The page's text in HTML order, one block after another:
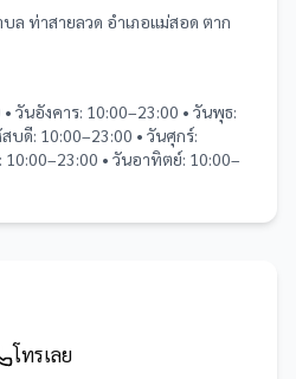
ล ท่าสายลวด อำเภอแม่สอด ตาก
วันอังคาร: 10:00–23:00 • วันพุธ:
บดี: 10:00–23:00 • วันศุกร์:
10:00–23:00 • วันอาทิตย์: 10:00–
โทรเลย